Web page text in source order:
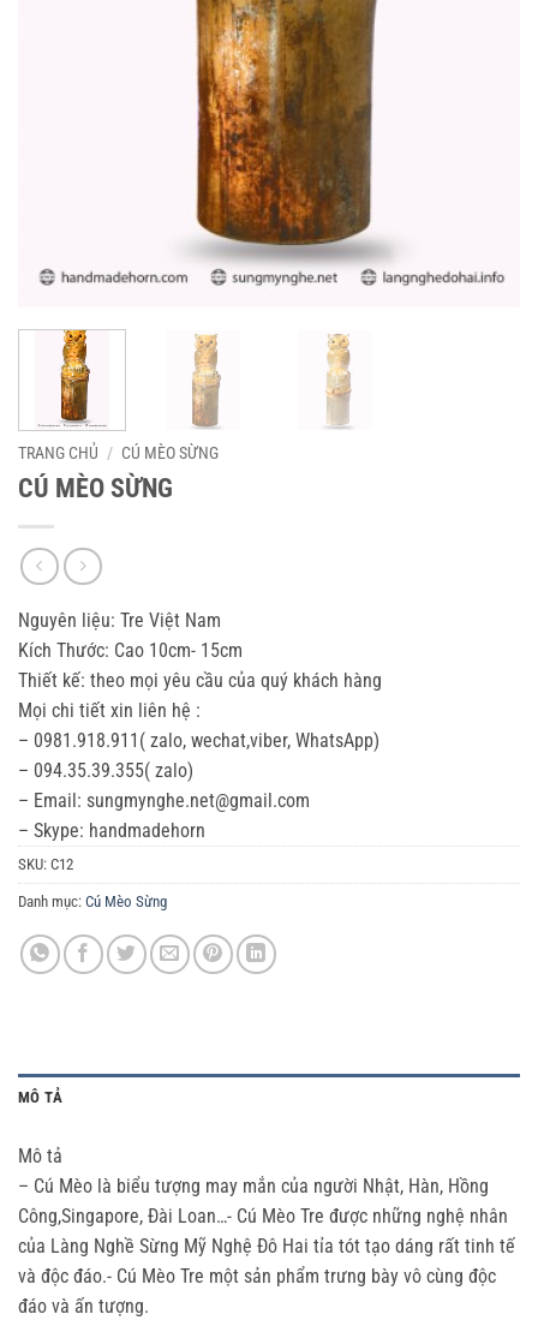
TRANG CHỦ / CÚ MÈO SỪNG
CÚ MÈO SỪNG
Nguyên liệu: Tre Việt Nam
Kích Thước: Cao 10cm- 15cm
Thiết kế: theo mọi yêu cầu của quý khách hàng
Mọi chi tiết xin liên hệ :
– 0981.918.911( zalo, wechat,viber, WhatsApp)
– 094.35.39.355( zalo)
– Email: sungmynghe.net@gmail.com
– Skype: handmadehorn
SKU: C12
Danh mục: Cú Mèo Sừng
MÔ TẢ
Mô tả
– Cú Mèo là biểu tượng may mắn của người Nhật, Hàn, Hồng
Công,Singapore, Đài Loan…- Cú Mèo Tre được những nghệ nhân
của Làng Nghề Sừng Mỹ Nghệ Đô Hai tỉa tót tạo dáng rất tinh tế
và độc đáo.- Cú Mèo Tre một sản phẩm trưng bày vô cùng độc
đáo và ấn tượng.